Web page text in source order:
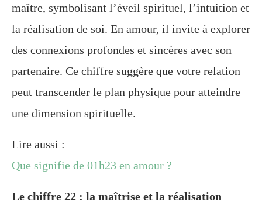
maître, symbolisant l’éveil spirituel, l’intuition et
la réalisation de soi. En amour, il invite à explorer
des connexions profondes et sincères avec son
partenaire. Ce chiffre suggère que votre relation
peut transcender le plan physique pour atteindre
une dimension spirituelle.
Lire aussi :
Que signifie de 01h23 en amour ?
Le chiffre 22 : la maîtrise et la réalisation